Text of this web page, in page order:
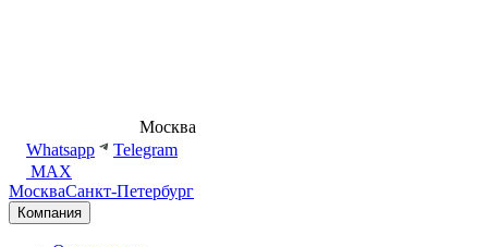
Москва
Whatsapp
Telegram
MAX
МоскваСанкт-Петербург
Компания